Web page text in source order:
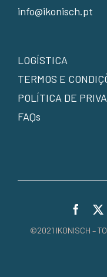
info@ikonisch.pt
LOGÍSTICA
TERMOS E
POLÍTICA DE
FAQs
©2021 IKONISCH –